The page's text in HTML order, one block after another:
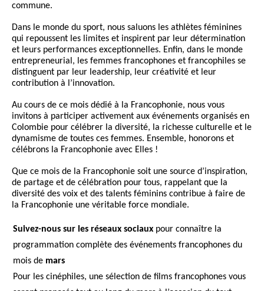
commune.
Dans le monde du sport, nous saluons les athlètes féminines
qui repoussent les limites et inspirent par leur détermination
et leurs performances exceptionnelles. Enfin, dans le monde
entrepreneurial, les femmes francophones et francophiles se
distinguent par leur leadership, leur créativité et leur
contribution à l’innovation.
Au cours de ce mois dédié à la Francophonie, nous vous
invitons à participer activement aux événements organisés en
Colombie pour célébrer la diversité, la richesse culturelle et le
dynamisme de toutes ces femmes. Ensemble, honorons et
célébrons la Francophonie avec Elles !
Que ce mois de la Francophonie soit une source d’inspiration,
de partage et de célébration pour tous, rappelant que la
diversité des voix et des talents féminins contribue à faire de
la Francophonie une véritable force mondiale.
Suivez-nous sur les réseaux sociaux pour connaître la
programmation complète des événements francophones du
mois de mars
Pour les cinéphiles, une sélection de films francophones vous